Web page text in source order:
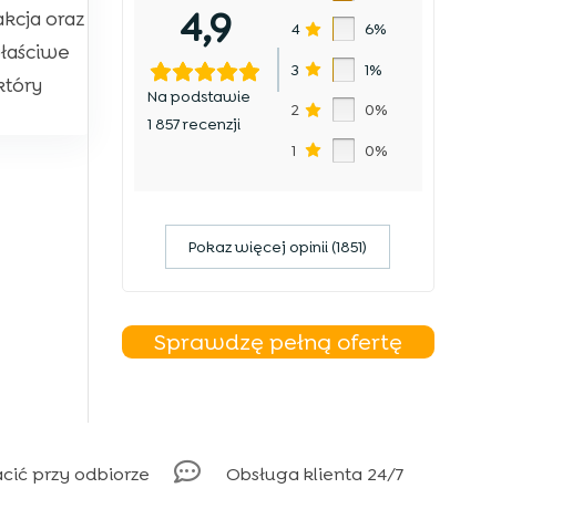
oraz
4,9
Na podstawie
1 857 recenzji
4 6%
3 1%
2 0%
1 0%
Pokaz więcej opinii (1851)
Sprawdzę pełną ofertę
przy odbiorze  Obsługa klienta 24/7